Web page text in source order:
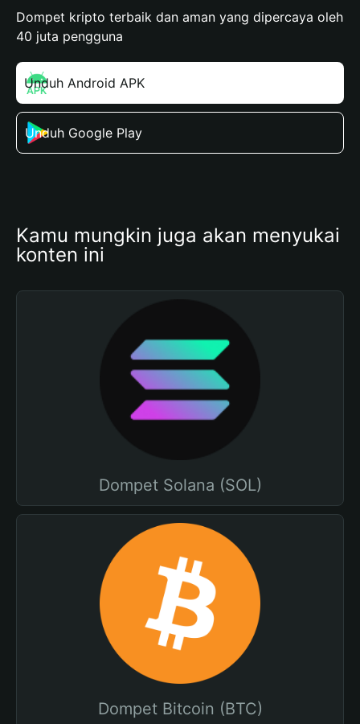
Dompet kripto terbaik dan aman yang dipercaya oleh
40 juta pengguna
Unduh Android APK
Unduh Google Play
Kamu mungkin juga akan menyukai
konten ini
Dompet Solana (SOL)
Dompet Bitcoin (BTC)